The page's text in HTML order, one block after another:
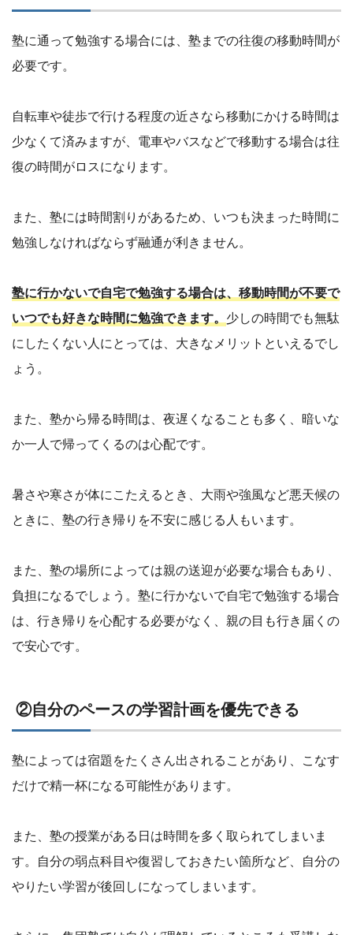
塾に通って勉強する場合には、塾までの往復の移動時間が
必要です。
自転車や徒歩で行ける程度の近さなら移動にかける時間は
少なくて済みますが、電車やバスなどで移動する場合は往
復の時間がロスになります。
また、塾には時間割りがあるため、いつも決まった時間に
勉強しなければならず融通が利きません。
塾に行かないで自宅で勉強する場合は、移動時間が不要で
いつでも好きな時間に勉強できます。 少しの時間でも無駄
にしたくない人にとっては、大きなメリットといえるでし
ょう。
また、塾から帰る時間は、夜遅くなることも多く、暗いな
か一人で帰ってくるのは心配です。
暑さや寒さが体にこたえるとき、大雨や強風など悪天候の
ときに、塾の行き帰りを不安に感じる人もいます。
また、塾の場所によっては親の送迎が必要な場合もあり、
負担になるでしょう。塾に行かないで自宅で勉強する場合
は、行き帰りを心配する必要がなく、親の目も行き届くの
で安心です。
②自分のペースの学習計画を優先できる
塾によっては宿題をたくさん出されることがあり、こなす
だけで精一杯になる可能性があります。
また、塾の授業がある日は時間を多く取られてしまいま
す。自分の弱点科目や復習しておきたい箇所など、自分の
やりたい学習が後回しになってしまいます。